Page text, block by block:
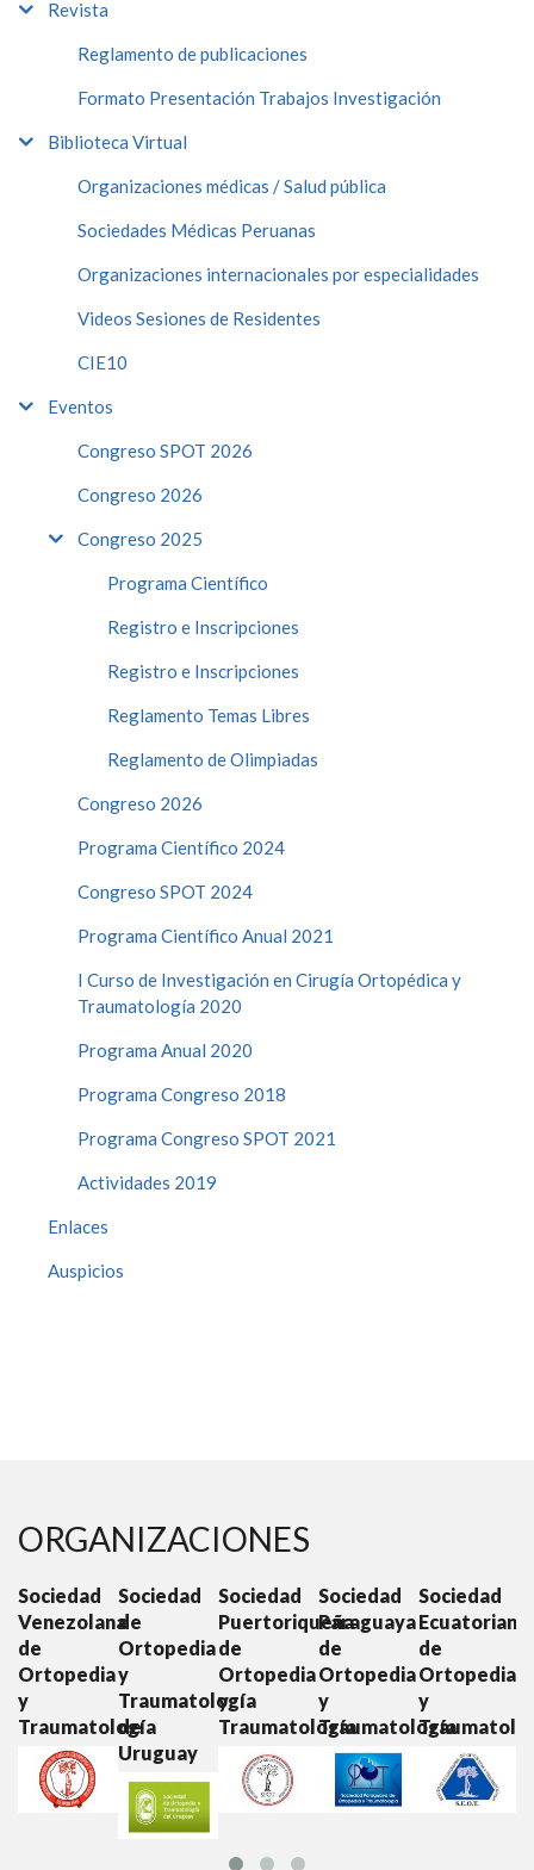
Revista
Reglamento de publicaciones
Formato Presentación Trabajos Investigación
Biblioteca Virtual
Organizaciones médicas / Salud pública
Sociedades Médicas Peruanas
Organizaciones internacionales por especialidades
Videos Sesiones de Residentes
CIE10
Eventos
Congreso SPOT 2026
Congreso 2026
Congreso 2025
Programa Científico
Registro e Inscripciones
Registro e Inscripciones
Reglamento Temas Libres
Reglamento de Olimpiadas
Congreso 2026
Programa Científico 2024
Congreso SPOT 2024
Programa Científico Anual 2021
I Curso de Investigación en Cirugía Ortopédica y
Traumatología 2020
Programa Anual 2020
Programa Congreso 2018
Programa Congreso SPOT 2021
Actividades 2019
Enlaces
Auspicios
ORGANIZACIONES
Sociedad
Venezolana
de
Ortopedia
y
Traumatología
Sociedad
de
Ortopedia
y
Traumatología
de
Uruguay
Sociedad
Puertoriqueña
de
Ortopedia
y
Traumatología
Sociedad
Paraguaya
de
Ortopedia
y
Traumatología
Sociedad
Ecuatoriana
de
Ortopedia
y